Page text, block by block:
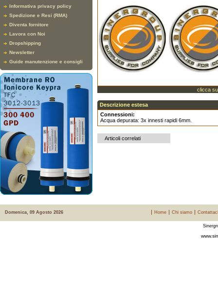
Informativa privacy policy
Spedizione e Resi (RMA)
Diventa fornitore
Lavora con Noi
Dropshipping
Newsletter
Guide manutenzione e consigli
clicca
Descrizione estesa
Connessioni:
Acqua depurata: 3x innesti rapidi 6mm.
Articoli correlati
Domenica, 09 Agosto 2026 Home Chi siamo Contattaci